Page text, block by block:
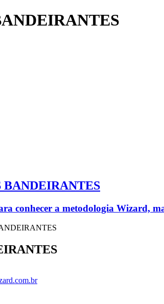
conhecer a metodologia Wizard,